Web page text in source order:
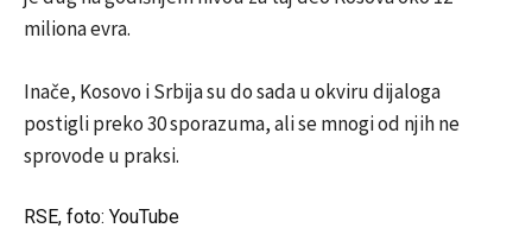
miliona evra.
Inače, Kosovo i Srbija su do sada u okviru dijaloga
postigli preko 30 sporazuma, ali se mnogi od njih ne
sprovode u praksi.
RSE, foto: YouTube